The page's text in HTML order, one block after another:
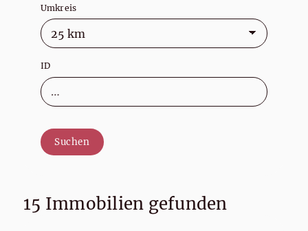
Umkreis
ID
Suchen
15 Immobilien gefunden